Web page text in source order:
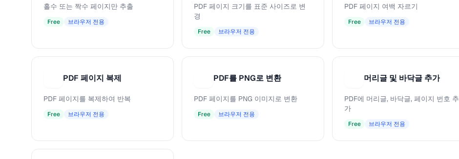
홀수 또는 짝수 페이지만 추출
Free 브라우저 전용
PDF 페이지 크기를 표준 사이즈로 변
경
Free 브라우저 전용
PDF 페이지 여백 자르기
Free 브라우저 전용
PDF 페이지 복제
PDF 페이지를 복제하여 반복
Free 브라우저 전용
PDF를 PNG로 변환
PDF 페이지를 PNG 이미지로 변환
Free 브라우저 전용
머리글 및 바닥글 추가
PDF에 머리글, 바닥글, 페이지 번호 추
가
Free 브라우저 전용